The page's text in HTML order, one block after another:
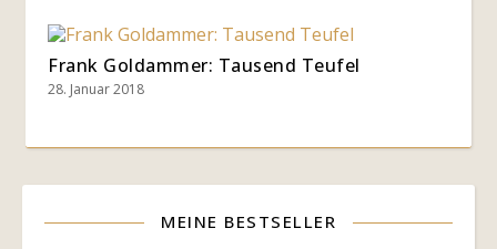
Frank Goldammer: Tausend Teufel
28. Januar 2018
MEINE BESTSELLER